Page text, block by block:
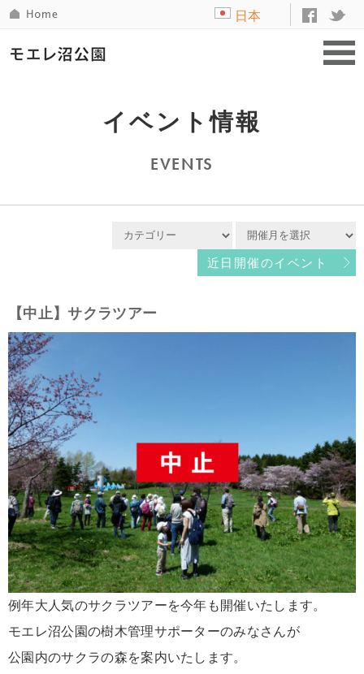
日本
イベント情報
EVENTS
近日開催のイベント
【中止】サクラツアー
例年大人気のサクラツアーを今年も開催いたします。
モエレ沼公園の樹木管理サポーターのみなさんが
公園内のサクラの森を案内いたします。